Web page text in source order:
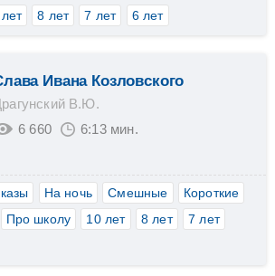
8 лет 7 лет 6 лет
Ивана Козловского
В.Ю.
6 660
6:13 мин.
На ночь Смешные
Короткие
Про школу 10 лет 8 лет
7 лет